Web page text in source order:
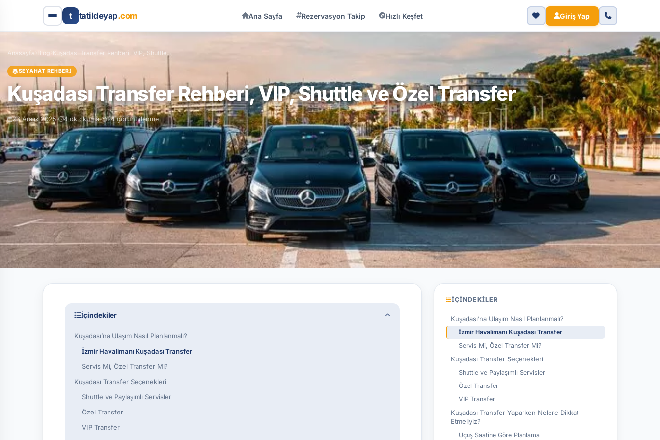
t tatildeyap.com Ana Sayfa Rezervasyon Takip Hızlı Keşfet Giriş Yap
Anasayfa Blog Kuşadası Transfer Rehberi, VIP, Shuttle…
SEYAHAT REHBERI
Kuşadası Transfer Rehberi, VIP, Shuttle ve Özel Transfer
23 Aralık 2025· 4 dk okuma· 94 görüntülenme
İçindekiler
Kuşadası’na Ulaşım Nasıl Planlanmalı?
İzmir Havalimanı Kuşadası Transfer
Servis Mi, Özel Transfer Mi?
Kuşadası Transfer Seçenekleri
Shuttle ve Paylaşımlı Servisler
Özel Transfer
VIP Transfer
İÇINDEKILER
Kuşadası’na Ulaşım Nasıl Planlanmalı?
İzmir Havalimanı Kuşadası Transfer
Servis Mi, Özel Transfer Mi?
Kuşadası Transfer Seçenekleri
Shuttle ve Paylaşımlı Servisler
Özel Transfer
VIP Transfer
Kuşadası Transfer Yaparken Nelere Dikkat
Etmeliyiz?
Uçuş Saatine Göre Planlama